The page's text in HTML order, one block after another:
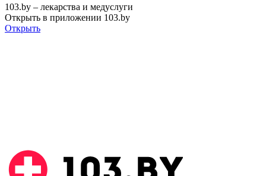
103.by – лекарства и медуслуги
Открыть в приложении 103.by
Открыть